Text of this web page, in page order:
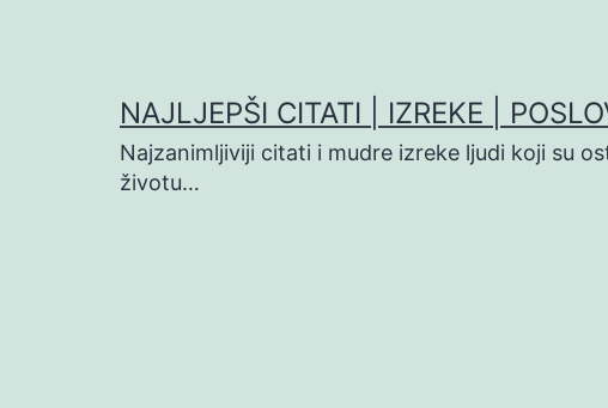
NAJLJEPŠI CITATI | IZREKE |
Najzanimljiviji citati i mudre izreke ljudi koji su
životu…